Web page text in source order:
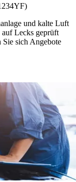
und kalte Luft
Lecks geprüft
sich Angebote